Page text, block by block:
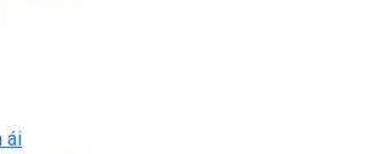
ái